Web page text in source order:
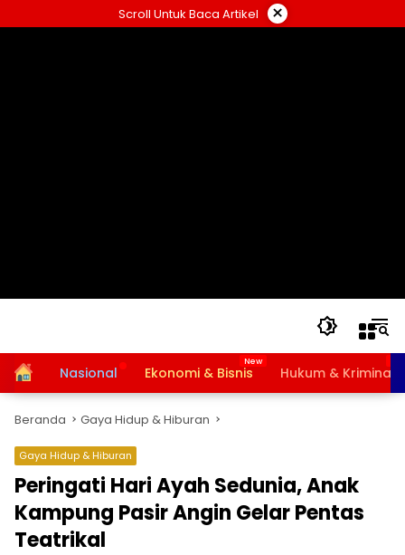
ke
Scroll Untuk Baca Artikel ×
HomeNasional Ekonomi & Bisnis Hukum & Kriminal
Beranda Gaya Hidup & Hiburan
Gaya Hidup & Hiburan
Peringati Hari Ayah Sedunia, Anak
Kampung Pasir Angin Gelar Pentas
Teatrikal